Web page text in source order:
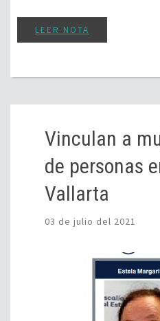
LEER NOTA
Vinculan a
de personas
Vallarta
03 de julio del 2021